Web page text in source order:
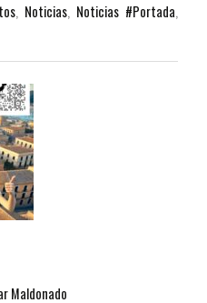
, Noticias, Noticias #Portada,
Maldonado